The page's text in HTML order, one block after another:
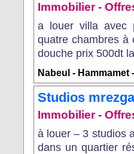
Immobilier -
a louer villa avec
quatre chambres à
douche prix 500dt
Nabeul - Hammamet
Studios
Immobilier -
à louer – 3 studios
dans un quartier